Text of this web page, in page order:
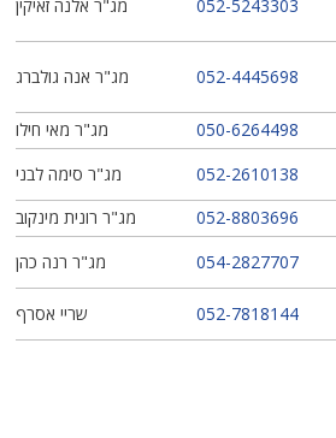
מג"ר אלנה זאיקין 052-5243303
מג"ר אנה גולברג 052-4445698
מג"ר מאי חילו
050-6264498
מג"ר סימה לבני
052-2610138
מג"ר רונית מינקוב
052-8803696
מג"ר רנה כהן
054-2827707
שריי אסרף
052-7818144